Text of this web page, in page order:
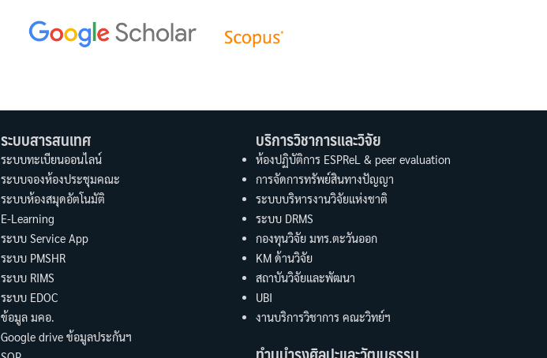
ระบบสารสนเทศ
ระบบทะเบียนออนไลน์
ระบบจองห้องประชุมคณะ
ระบบห้องสมุดอัตโนมัติ
E-Learning
ระบบ Service App
ระบบ PMSHR
ระบบ RIMS
ระบบ EDOC
ข้อมูล มคอ.
Google drive ข้อมูลประกันฯ
บริการวิชาการและวิจัย
ห้องปฏิบัติการ ESPReL & peer evaluation
การจัดการทรัพย์สินทางปัญญา
ระบบบริหารงานวิจัยแห่งชาติ
ระบบ DRMS
กองทุนวิจัย มทร.ตะวันออก
KM ด้านวิจัย
สถาบันวิจัยและพัฒนา
UBI
งานบริการวิชาการ คณะวิทย์ฯ